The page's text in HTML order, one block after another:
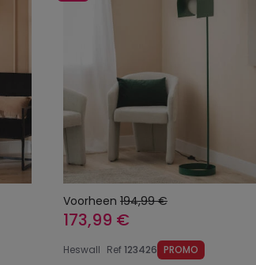
Voorheen 194,99 €
173,99 €
Heswall Ref123426 PROMO